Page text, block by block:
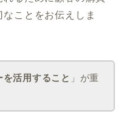
ことをお伝えしま
を活用すること 」が重